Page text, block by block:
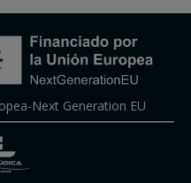
Next Generation EU